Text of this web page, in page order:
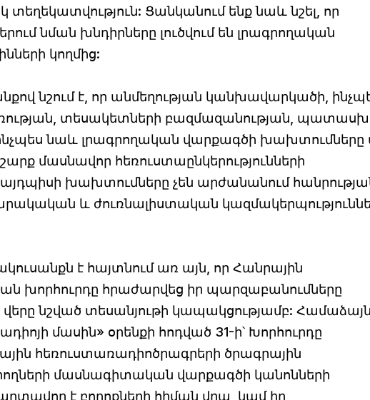
տեղեկատվություն: Ցանկանում ենք նաև նշել, որ
նման խնդիրները լուծվում են լրագրողական
կողմից:
նշում է, որ անմեղության կանխավարկածի,
տեսակետների բազմազանության,
ինչպես նաև լրագրողական վարքագծի խախտումները
մասնավոր հեռուստաընկերությունների
այդպիսի խախտումները չեն արժանանում
և ժուռնալիստական
է հայտնում առ այն, որ Հանրային
խորհուրդը հրաժարվեց իր պարզաբանումները
վերը նշված տեսանյութի կապակցությամբ: Համաձայն
մասին» օրենքի հոդված 31-ի՝ Խորհուրդը
հեռուստառադիոծրագրերի ծրագրային
մասնագիտական վարքագծի կանոնների
է բողոքների հիման վրա, կամ իր